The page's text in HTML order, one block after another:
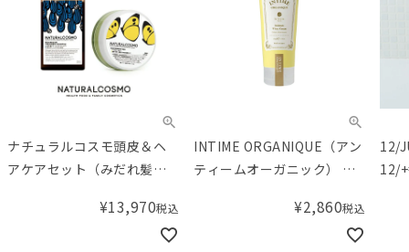
ナチュラルコスモ頭皮＆ヘ
アケアセット（みだれ髪／
¥13,970税込
INTIME ORGANIQUE（アン
ティームオーガニック） ホ
¥2,860税込
12/
12/